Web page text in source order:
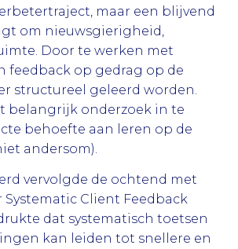
maar een blijvend
om nieuwsgierigheid,
Door te werken met
feedback op gedrag op de
structureel geleerd worden.
belangrijk onderzoek in te
behoefte aan leren op de
andersom).
vervolgde de ochtend met
Systematic Client Feedback
dat systematisch toetsen
kan leiden tot snellere en